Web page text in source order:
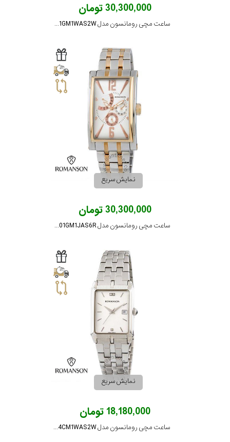
30,300,000 تومان
ساعت مچی رومانسون مدل TM8901GM1WAS2W
نمایش سریع
30,300,000 تومان
ساعت مچی رومانسون مدل TM8901GM1JAS6R
نمایش سریع
18,180,000 تومان
ساعت مچی رومانسون مدل TM8154CM1WAS2W